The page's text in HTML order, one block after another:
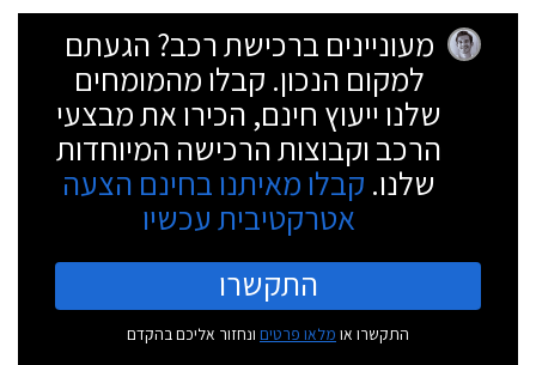
מעוניינים ברכישת רכב? הגעתם
למקום הנכון. קבלו מהמומחים
שלנו ייעוץ חינם, הכירו את מבצעי
הרכב וקבוצות הרכישה המיוחדות
שלנו. קבלו מאיתנו בחינם הצעה
אטרקטיבית עכשיו
התקשרו
התקשרו או מלאו פרטים ונחזור אליכם בהקדם